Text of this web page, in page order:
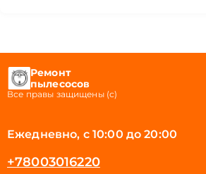
Ремонт
пылесосов
Все правы защищены (с)
Ежедневно, с 10:00 до 20:00
+78003016220